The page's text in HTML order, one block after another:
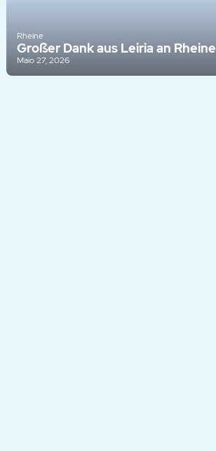
Rheine
Großer Dank aus Leiria an Rheine
Maio 27, 2026